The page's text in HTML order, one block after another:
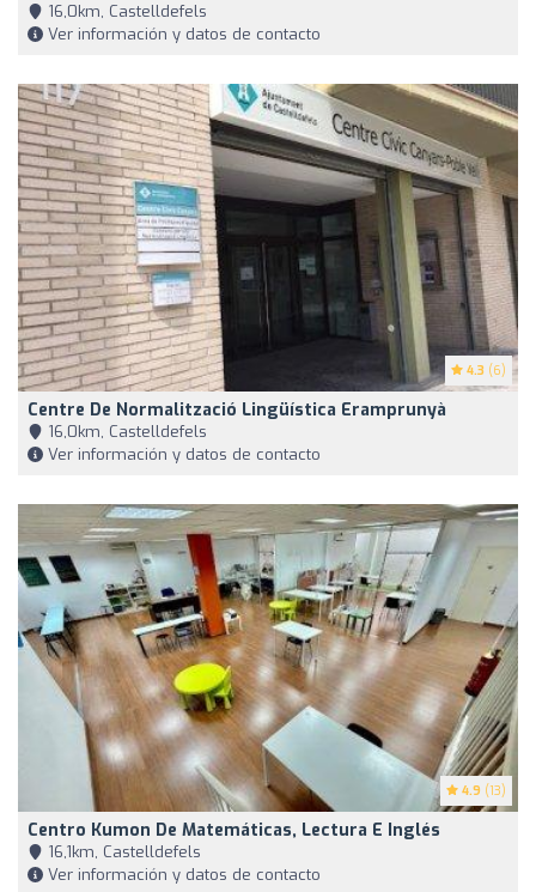
16,0km, Castelldefels
Ver información y datos de contacto
4.3 (6)
Centre De Normalització Lingüística Eramprunyà
16,0km, Castelldefels
Ver información y datos de contacto
4.9 (13)
Centro Kumon De Matemáticas, Lectura E Inglés
16,1km, Castelldefels
Ver información y datos de contacto